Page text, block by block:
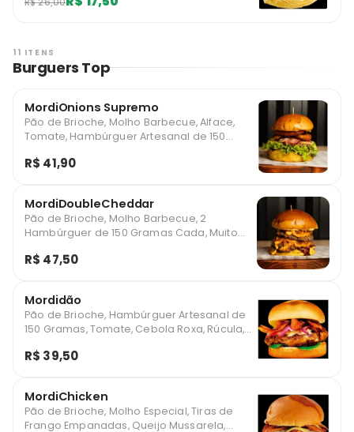
por usuário.
11 ITENS
Burguers Top
MordiOnions Supremo
Pão de Brioche, Molho Barbecue, Alface,
Tomate, Hambúrguer Artesanal de 150
Fatiado
R$ 41,90
MordiDoubleCheddar
Pão de Brioche, Molho Barbecue, 2
Hambúrguer de 150 Gramas Cada, Muito
R$ 47,50
Mordidão
Pão de Brioche, Hambúrguer Artesanal de
150 Gramas, Tomate, Cebola Roxa, Rúcula,
R$ 39,50
MordiChicken
Pão de Brioche, Molho Especial, Tiras de
Frango Empanadas, Queijo Mussarela,